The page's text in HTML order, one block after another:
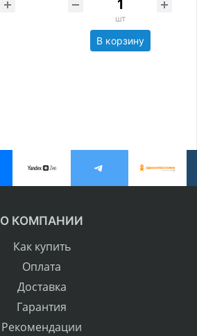
шт
В корзину
О КОМПАНИИ
Как купить
Оплата
Доставка
Гарантия
Рекомендации